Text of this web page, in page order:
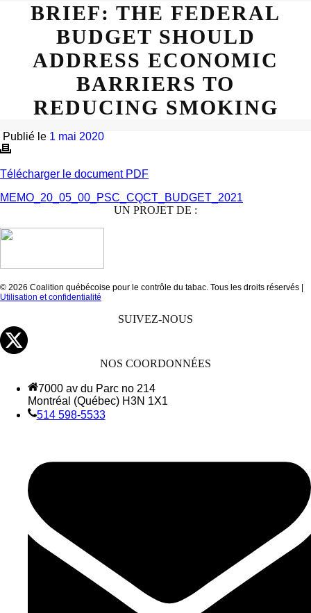
BRIEF: THE FEDERAL
BUDGET SHOULD
ADDRESS ECONOMIC
BARRIERS TO
REDUCING SMOKING
Publié le 1 mai 2020
Télécharger le document PDF
MEMO_20_05_00_PSC_CQCT_BUDGET_2021
UN PROJET DE :
© 2026 Coalition québécoise pour le contrôle du tabac. Tous les droits réservés |
Utilisation et confidentialité
SUIVEZ-NOUS
NOS COORDONNÉES
7000 av du Parc no 214
Montréal (Québec) H3N 1X1
514 598-5533